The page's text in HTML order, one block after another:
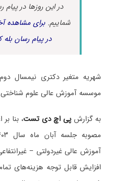
در این روزها در پیام
شماییم.برای مشاهده
در پیام رسان
موسسه آموزش عالی علوم
به گزارش پی اچ دی تست، بنا
آموزش عالی غیردولتی –
افزایش قابل توجه هزینه‌های